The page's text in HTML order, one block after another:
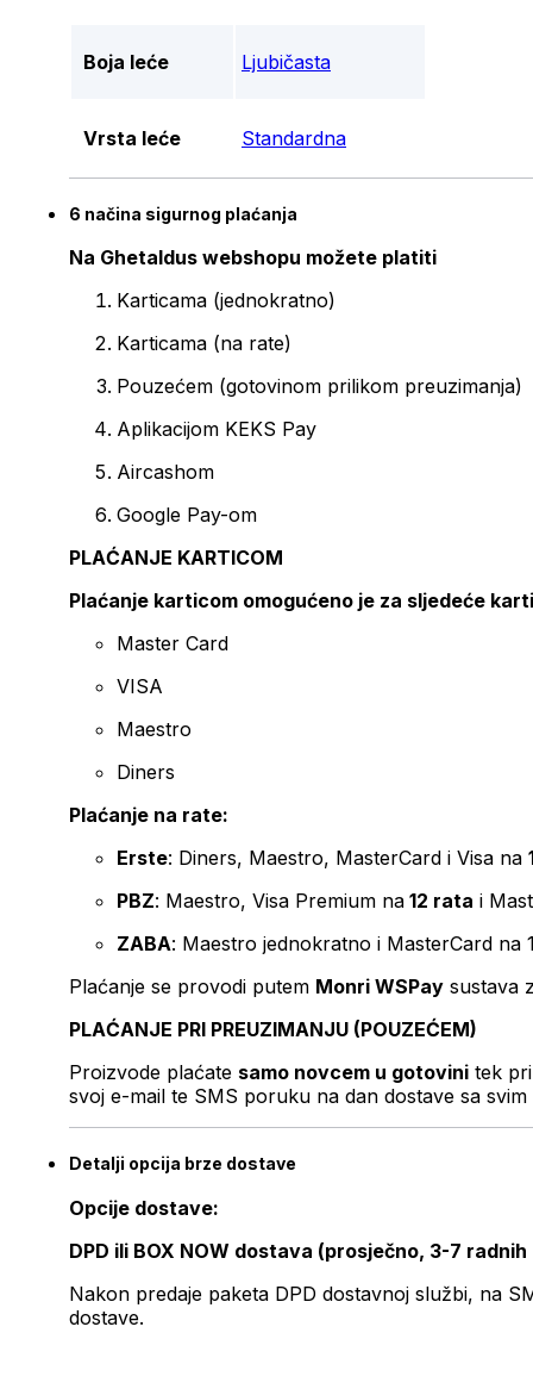
Boja leće Ljubičasta
Vrsta leće Standardna
6 načina sigurnog plaćanja
Na Ghetaldus webshopu možete platiti
Karticama (jednokratno)
Karticama (na rate)
Pouzećem (gotovinom prilikom preuzimanja)
Aplikacijom KEKS Pay
Aircashom
Google Pay-om
PLAĆANJE KARTICOM
Plaćanje karticom omogućeno je za sljedeće
Master Card
VISA
Maestro
Diners
Plaćanje na rate:
Erste: Diners, Maestro, MasterCard i Visa na
PBZ: Maestro, Visa Premium na 12 rata i
ZABA: Maestro jednokratno i MasterCard na
Plaćanje se provodi putem Monri WSPay sustava
PLAĆANJE PRI PREUZIMANJU (POUZEĆEM)
Proizvode plaćate samo novcem u gotovini tek
svoj e-mail te SMS poruku na dan dostave sa svim
Detalji opcija brze dostave
Opcije dostave:
DPD ili BOX NOW dostava (prosječno, 3-7 radnih
Nakon predaje paketa DPD dostavnoj službi, na
dostave.